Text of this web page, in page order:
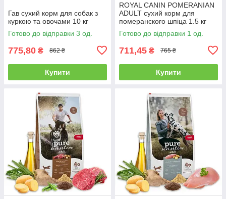
Гав сухий корм для собак з
куркою та овочами 10 кг
Готово до відправки 3 од.
775,80 ₴ 862 ₴
Купити
ROYAL CANIN POMERANIAN
ADULT сухий корм для
померанского шпіца 1.5 кг
Готово до відправки 1 од.
711,45 ₴ 765 ₴
Купити